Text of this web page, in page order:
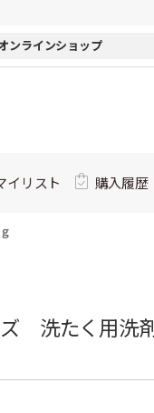
ンラインショップ
イリスト 購入履歴
洗たく用洗